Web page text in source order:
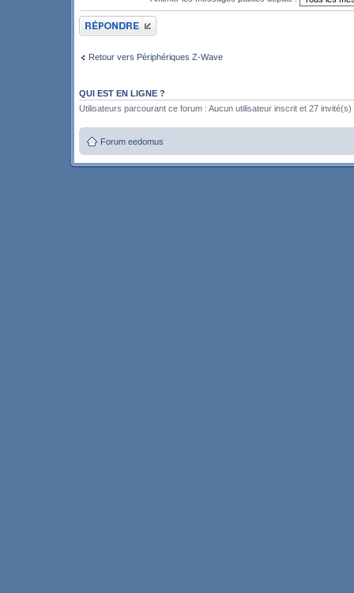
Publier une réponse
Retour vers Périphériques Z-Wave
QUI EST EN LIGNE ?
Utilisateurs parcourant ce forum : Aucun utilisateur inscrit et 27 invité(s)
Forum eedomus